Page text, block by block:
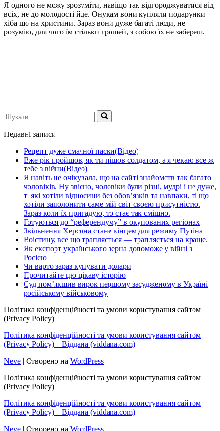
Я одного не можу зрозуміти, навіщо так відгороджуватися від
всіх, не до молодості йде. Онукам вони купляли подарунки
хіба що на христини. Зараз вони дуже багаті люди, не
розумію, для чого їм стільки грошей, з собою їх не забереш.
Шукати...
Недавні записи
Рецепт дуже смачної паски(Відео)
Вже рік пройшов, як ти пішов солдатом, а я чекаю все ж
тебе з війни(Відео)
Я навіть не очікувала, що на сайті знайомств так багато
чоловіків. Ну звісно, чоловіки були різні, мудрі і не дуже,
ті які хотіли відносини без обов’язків та навпаки, ті що
хотіли заполонити саме мій світ своєю присутністю.
Зараз коли їх пригадую, то стає так смішно.
Готуються до “референдуму” в окупованих регіонах
Звільнення Херсона стане кінцем для режиму Путіна
Воістину, все що трапляється — трапляється на краще.
Як експорт українського зерна допоможе у війні з
Росією
Чи варто зараз купувати долари
Прочитайте цю цікаву історію
Суд пом’якшив вирок першому засудженому в Україні
російському військовому
Політика конфіденційності та умови користування сайтом
(Privacy Policy)
Політика конфіденційності та умови користування сайтом
(Privacy Policy) – Віддана (viddana.com)
Neve | Створено на WordPress
Політика конфіденційності та умови користування сайтом
(Privacy Policy)
Політика конфіденційності та умови користування сайтом
(Privacy Policy) – Віддана (viddana.com)
Neve | Створено на WordPress